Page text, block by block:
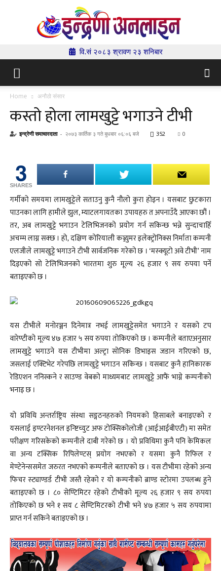
वि.सं २०८३ श्रावण २३ शनिबार
Home अनौठो संसार
कस्तो होला लामखुट्टे भगाउने टीभी
इन्द्रेणी समाचारदाता - २०७३ कार्तिक ३ गते बुधबार ०६:०६ बजे 352 0
3
SHARES
गर्मीको समयमा लामखुट्टेले सताउनु कुनै नौलो कुरा होइन । यसबाट छुटकारा
पाउनका लागि हामीले झुल, म्याटलगायतका उपायहरु त अपनाउँदै आएका छौं ।
तर, अब लामखुट्टे भगाउन टेलिभिजनको प्रयोग गर्न सकिन्छ भन्ने सुन्दाचाहिँ
अचम्म लाग्न सक्छ । हो, दक्षिण कोरियाली कञ्ज्युमर इलेक्ट्रोनिक्स निर्माता कम्पनी
एलजीले लामखुट्टे भगाउने टीभी सार्वजनिक गरेको छ । ‘मस्क्यूटो अवे टीभी’ नाम
दिइएको सो टेलिभिजनको भारतमा शुरु मूल्य २६ हजार ९ सय रुपया पर्ने
बताइएको छ ।
यस टीभीले मनोरञ्जन दिनेमात्र नभई लामखुट्टेसमेत भगाउने र यसको टप
वारेण्टीको मूल्य ४७ हजार ५ सय रुपया तोकिएको छ । कम्पनीले बताएअनुसार
लामखुट्टे भगाउने यस टीभीमा अल्ट्रा सोनिक डिभाइस जडान गरिएको छ,
जसलाई एक्टिभेट गरेपछि लामखुट्टे भगाउन सकिन्छ । यसबाट कुनै हानिकारक
रेडिएशन ननिस्कने र साउण्ड वेबको माध्यमबाट लामखुट्टे आफैं भाग्ने कम्पनीको
भनाइ छ ।
यो प्रविधि अन्तर्राष्ट्रिय संस्था सङ्गठनहरुको नियमको हिसाबले बनाइएको र
यसलाई इण्टरनेशनल इन्ष्टिच्युट अफ टोक्सिकोलोजी (आईआईबीएटी) मा समेत
परीक्षण गरिसकेको कम्पनीले दाबी गरेको छ । यो प्रविधिमा कुनै पनि केमिकल
वा अन्य टक्सिक रिपिलेण्टस् प्रयोग नभएको र यसमा कुनै रिफिल र
मेण्टेनेन्ससमेत जरुरत नभएको कम्पनीले बताएको छ । यस टीभीमा रहेको अन्य
फिचर स्ट्याण्डर्ड टीभी जस्तै रहेको र यो कम्पनीको ब्राण्ड स्टोरमा उपलब्ध हुने
बताइएको छ । ८० सेण्टिमिटर रहेको टीभीको मूल्य २६ हजार ९ सय रुपया
तोकिएको छ भने १ सय ८ सेण्टिमिटरको टीभी भने ४७ हजार ५ सय रुपयामा
प्राप्त गर्न सकिने बताइएको छ ।